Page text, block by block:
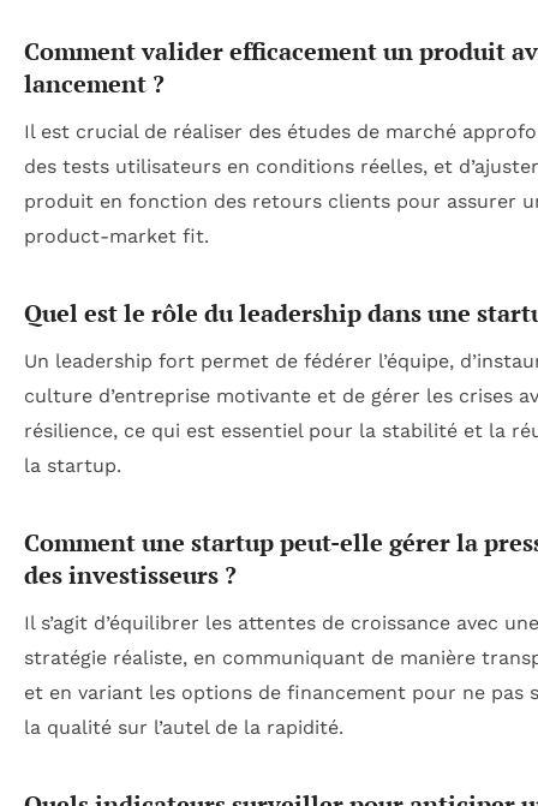
Comment valider efficacement un produit
lancement ?
Il est crucial de réaliser des études de marché
des tests utilisateurs en conditions réelles, et
produit en fonction des retours clients pour assurer
product-market fit.
Quel est le rôle du leadership dans une
Un leadership fort permet de fédérer l’équipe,
culture d’entreprise motivante et de gérer les crises
résilience, ce qui est essentiel pour la stabilité et la
la startup.
Comment une startup peut-elle gérer la
des investisseurs ?
Il s’agit d’équilibrer les attentes de croissance avec une
stratégie réaliste, en communiquant de manière
et en variant les options de financement pour ne pas
la qualité sur l’autel de la rapidité.